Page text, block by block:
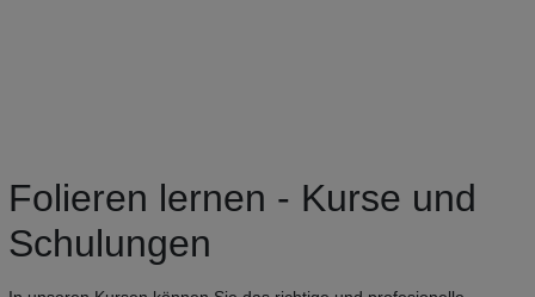
Folieren lernen - Kurse und
Schulungen